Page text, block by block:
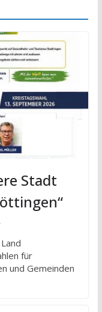
Stadt
für
und Gemeinden